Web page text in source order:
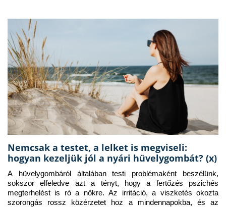
Nemcsak a testet, a lelket is megviseli:
hogyan kezeljük jól a nyári hüvelygombát? (x)
A hüvelygombáról általában testi problémaként beszélünk,
sokszor elfeledve azt a tényt, hogy a fertőzés pszichés
megterhelést is ró a nőkre. Az irritáció, a viszketés okozta
szorongás rossz közérzetet hoz a mindennapokba, és az